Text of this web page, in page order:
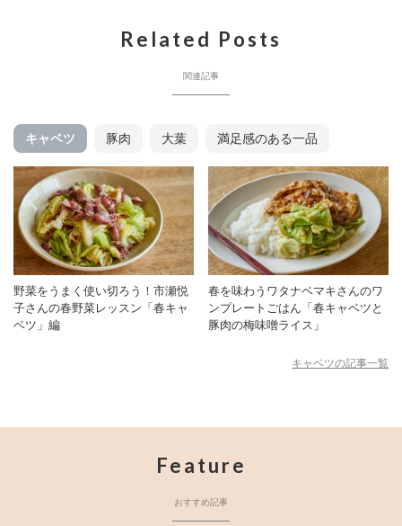
Related Posts
関連記事
キャベツ 豚肉 大葉 満足感のある一品
野菜をうまく使い切ろう！市瀬悦
子さんの春野菜レッスン「春キャ
ベツ」編
春を味わうワタナベマキさんのワ
ンプレートごはん「春キャベツと
豚肉の梅味噌ライス」
キャベツの記事一覧
Feature
おすすめ記事